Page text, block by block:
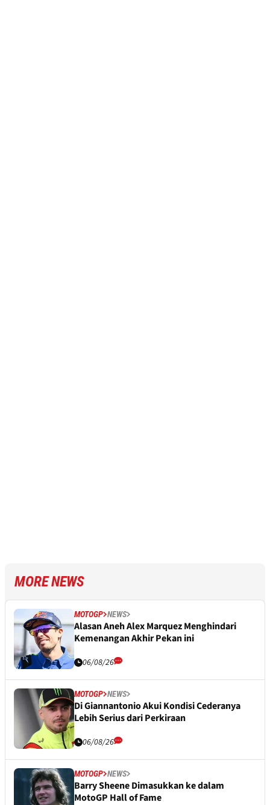
MORE NEWS
MOTOGP NEWS
Alasan Aneh Alex Marquez Menghindari
Kemenangan Akhir Pekan ini
06/08/26
MOTOGP NEWS
Di Giannantonio Akui Kondisi Cederanya
Lebih Serius dari Perkiraan
06/08/26
MOTOGP NEWS
Barry Sheene Dimasukkan ke dalam
MotoGP Hall of Fame